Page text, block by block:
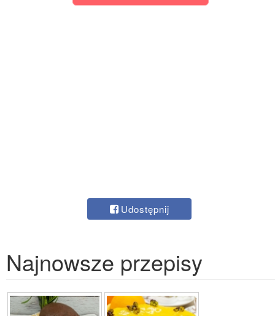
Udostępnij
Najnowsze przepisy